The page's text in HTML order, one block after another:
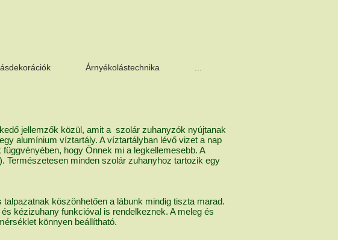
Árnyékolástechnika
jellemzők közül, amit a szolár zuhanyzók nyújtanak
alumínium víztartály. A víztartályban lévő vizet a nap
hogy Önnek mi a legkellemesebb. A
minden szolár zuhanyhoz tartozik egy
köszönhetően a lábunk mindig tiszta marad.
kézizuhany funkcióval is rendelkeznek. A meleg és
könnyen beállítható.